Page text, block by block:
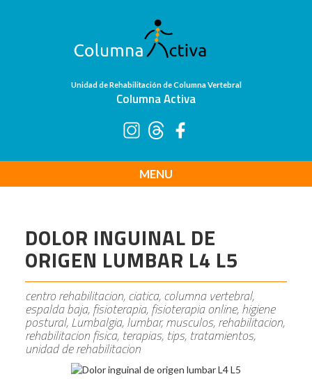
Unidad de Rehabilitación de Columna Vertebral
Columna Activa
MENU
DOLOR INGUINAL DE
ORIGEN LUMBAR L4 L5
centro rehabilitacion, ciatica, columna vertebral,
espalda baja, fisioterapia, fisioterapia online, higiene
postural, Lumbalgia, lumbar, musculos, rehabilitacion,
rehabilitacion fisica, terapias, tips, tratamientos,
unidad de rehabilitacion